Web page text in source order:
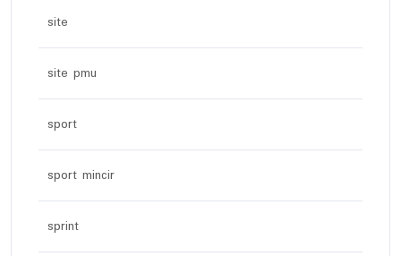
site
site pmu
sport
sport mincir
sprint